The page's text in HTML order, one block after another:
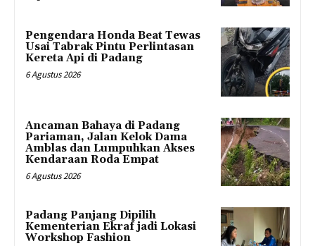
Pengendara Honda Beat Tewas
Usai Tabrak Pintu Perlintasan
Kereta Api di Padang
6 Agustus 2026
Ancaman Bahaya di Padang
Pariaman, Jalan Kelok Dama
Amblas dan Lumpuhkan Akses
Kendaraan Roda Empat
6 Agustus 2026
Padang Panjang Dipilih
Kementerian Ekraf jadi Lokasi
Workshop Fashion